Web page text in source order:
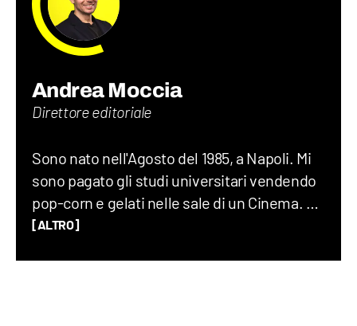
Andrea Moccia
Direttore editoriale
Sono nato nell'Agosto del 1985, a Napoli. Mi
sono pagato gli studi universitari vendendo
pop-corn e gelati nelle sale di un Cinema. Ho
lavorato per dieci anni in giro per il mondo, di
[ALTRO]